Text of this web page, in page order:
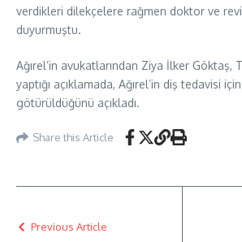
verdikleri dilekçelere rağmen doktor ve revire
duyurmuştu.
Ağırel’in avukatlarından Ziya İlker Göktaş,
yaptığı açıklamada, Ağırel’in diş tedavisi
götürüldüğünü açıkladı.
Share this Article
Previous Article